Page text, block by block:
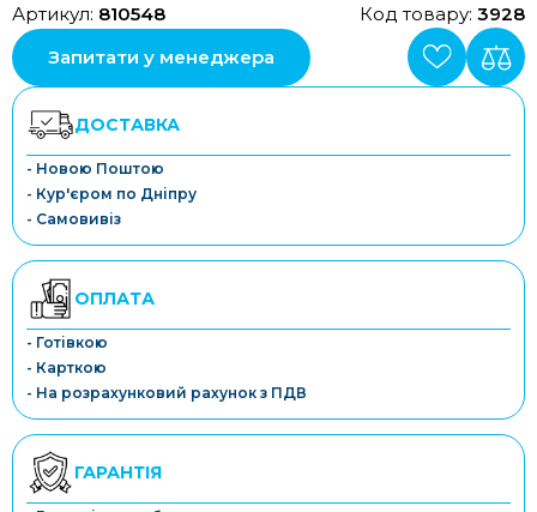
Артикул: 810548 Код товару: 3928
Запитати у менеджера
ДОСТАВКА
- Новою Поштою
- Кур'єром по Дніпру
- Самовивіз
ОПЛАТА
- Готівкою
- Карткою
- На розрахунковий рахунок з ПДВ
ГАРАНТІЯ